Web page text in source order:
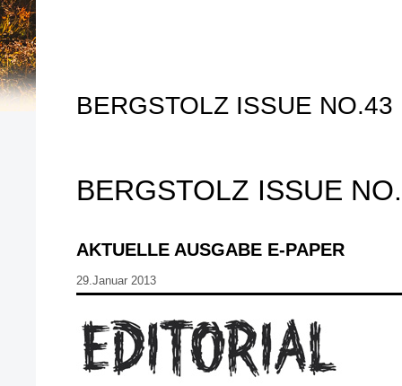
BERGSTOLZ ISSUE NO.43
BERGSTOLZ ISSUE
AKTUELLE AUSGABE E-PAPER
29.Januar 2013